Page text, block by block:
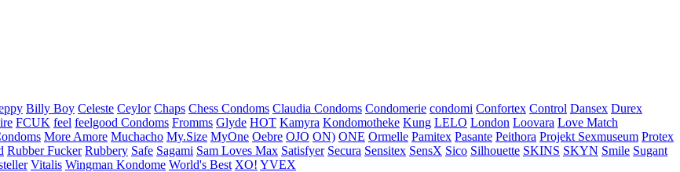
Billy Boy Celeste Ceylor Chaps Chess Condoms Claudia Condoms Condomerie condomi Confortex Control Dansex Durex
FCUK feel feelgood Condoms Fromms Glyde HOT Kamyra Kondomotheke Kung LELO London Loovara Love Match
More Amore Muchacho My.Size MyOne Oebre OJO ON) ONE Ormelle Pamitex Pasante Peithora Projekt Sexmuseum Protex
Rubber Fucker Rubbery Safe Sagami Sam Loves Max Satisfyer Secura Sensitex SensX Sico Silhouette SKINS SKYN Smile Sugant
Vitalis Wingman Kondome World's Best XO! YVEX